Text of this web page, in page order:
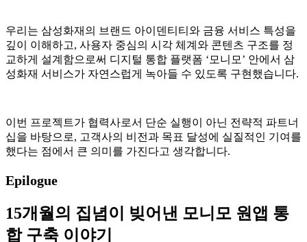
우리는 삼성화재의 브랜드 아이덴티티와 금융 서비스 특성을
깊이 이해하고, 사용자 중심의 시각 체계와 콘텐츠 구조를 정
교하게 설계함으로써 디지털 통합 플랫폼 ‘모니모’ 안에서 삼
성화재 서비스가 자연스럽게 녹아들 수 있도록 구현했습니다.
이번 프로젝트가 협력사로서 단순 실행이 아닌 전략적 파트너
십을 바탕으로, 고객사의 비전과 목표 달성에 실질적인 기여를
했다는 점에서 큰 의미를 가진다고 생각합니다.
Epilogue
15개월의 집념이 빚어낸 모니모 원앱 통
합 구축 이야기